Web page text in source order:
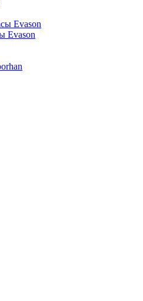
Evason
Evason